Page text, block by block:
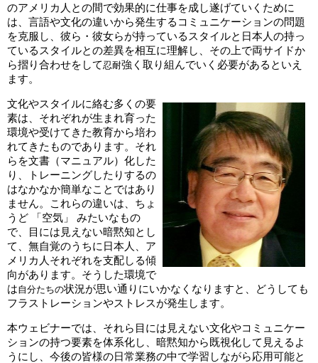
のアメリカ人との間で効果的に仕事を成し遂げていくために
は、言語や文化の違いから発生するコミュニケーションの問題
を克服し、彼ら・彼女らが持っているスタイルと日本人の持っ
ているスタイルとの差異を相互に理解し、その上で両サイドか
ら摺り合わせをして忍耐強く取り組んでいく必要があるといえ
ます。
文化やスタイルに絡む多くの要
素は、それぞれが生まれ育った
環境や受けてきた教育から培わ
れてきたものであります。それ
らを文書（マニュアル）化した
り、トレーニングしたりするの
はなかなか簡単なことではあり
ません。これらの違いは、ちょ
うど 「空気」 みたいなもの
で、目には見えない暗黙知とし
て、無自覚のうちに日本人、ア
メリカ人それぞれを支配しる傾
向があります。そうした環境で
は自分たちの状況が思い通りにいかなくなりますと、どうしても
フラストレーションやストレスが発生します。
本ウェビナーでは、それら目には見えない文化やコミュニケー
ションの持つ要素を体系化し、暗黙知から既視化して見えるよ
うにし、今後の皆様の日常業務の中で学習しながら応用可能と